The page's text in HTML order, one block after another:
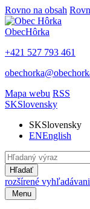
Rovno na obsah
ObecHôrka
+421 527 793 461
Mapa webu RSS
SKSlovensky
SKSlovensky
ENEnglish
Hľadať
rozšírené
Menu